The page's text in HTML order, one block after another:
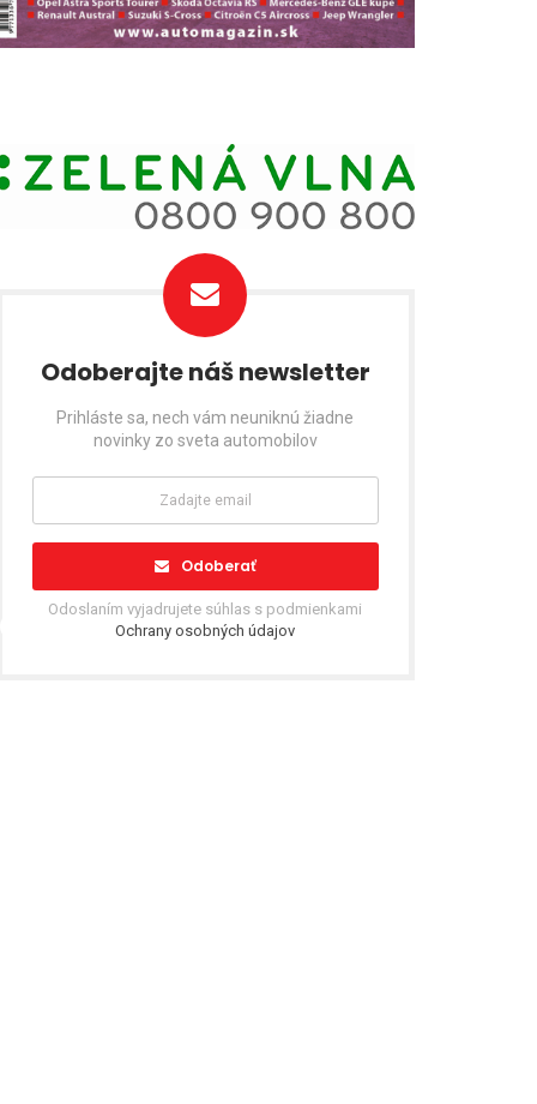
Odoberajte náš newsletter
Prihláste sa, nech vám neuniknú žiadne
novinky zo sveta automobilov
Odoberať
Odoslaním vyjadrujete súhlas s podmienkami
Ochrany osobných údajov